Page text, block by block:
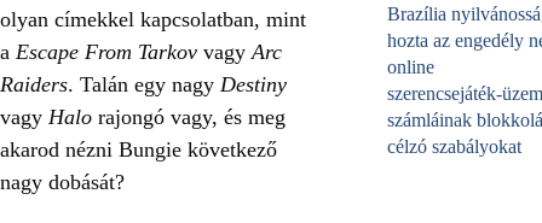
olyan címekkel kapcsolatban, mint
a Escape From Tarkov vagy Arc
Raiders. Talán egy nagy Destiny
vagy Halo rajongó vagy, és meg
akarod nézni Bungie következő
nagy dobását?
Brazília
hozta az engedély
online
számláinak
célzó szabályokat